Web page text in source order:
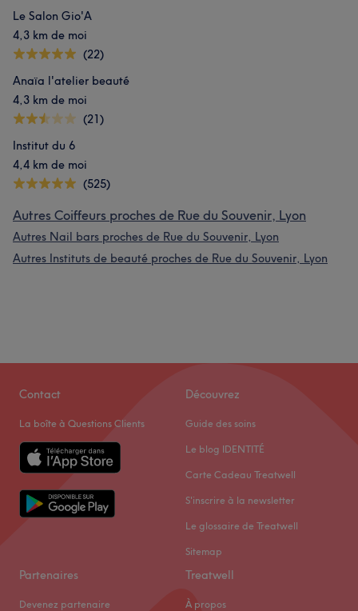
Le Salon Gio'A
4,3 km de moi
(22)
Anaïa l'atelier beauté
4,3 km de moi
(21)
Institut du 6
4,4 km de moi
(525)
Autres Coiffeurs proches de Rue du Souvenir, Lyon
Autres Nail bars proches de Rue du Souvenir, Lyon
Autres Instituts de beauté proches de Rue du Souvenir, Lyon
Contact
La boîte à Questions Clients
Découvrez
Guide des soins
Le blog IDENTITÉ
Carte Cadeau Treatwell
S'inscrire à la newsletter
Le glossaire de Treatwell
Sitemap
Partenaires
Devenez partenaire
Treatwell
À propos